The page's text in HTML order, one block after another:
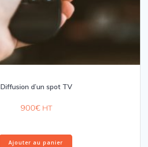
Diffusion d’un spot TV
900€ HT
Ajouter au panier